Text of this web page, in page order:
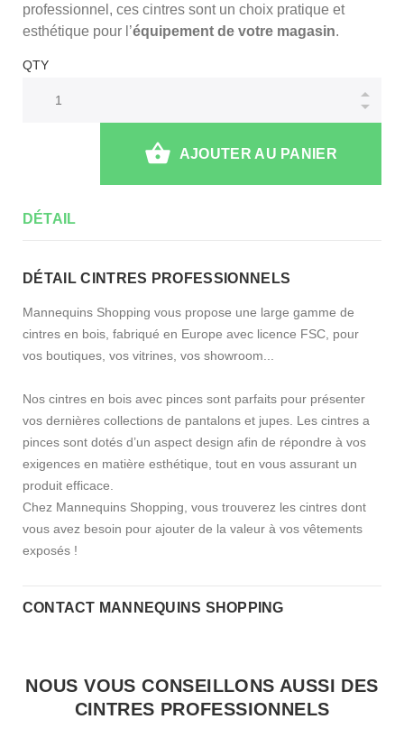
professionnel, ces cintres sont un choix pratique et
esthétique pour l’équipement de votre magasin.
QTY
AJOUTER AU PANIER
DÉTAIL
DÉTAIL CINTRES PROFESSIONNELS
Mannequins Shopping vous propose une large gamme de
cintres en bois, fabriqué en Europe avec licence FSC, pour
vos boutiques, vos vitrines, vos showroom...
Nos cintres en bois avec pinces sont parfaits pour présenter
vos dernières collections de pantalons et jupes. Les cintres a
pinces sont dotés d’un aspect design afin de répondre à vos
exigences en matière esthétique, tout en vous assurant un
produit efficace.
Chez Mannequins Shopping, vous trouverez les cintres dont
vous avez besoin pour ajouter de la valeur à vos vêtements
exposés !
CONTACT MANNEQUINS SHOPPING
NOUS VOUS CONSEILLONS AUSSI DES
CINTRES PROFESSIONNELS